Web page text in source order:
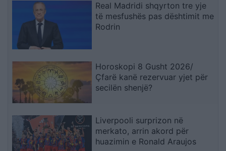
Real Madridi shqyrton tre yje
të mesfushës pas dështimit me
Rodrin
Horoskopi 8 Gusht 2026/
Çfarë kanë rezervuar yjet për
secilën shenjë?
Liverpooli surprizon në
merkato, arrin akord për
huazimin e Ronald Araujos